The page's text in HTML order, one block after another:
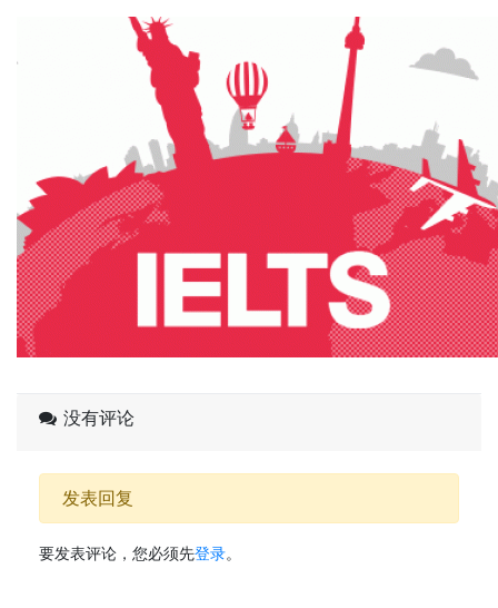
没有评论
发表回复
要发表评论，您必须先登录。